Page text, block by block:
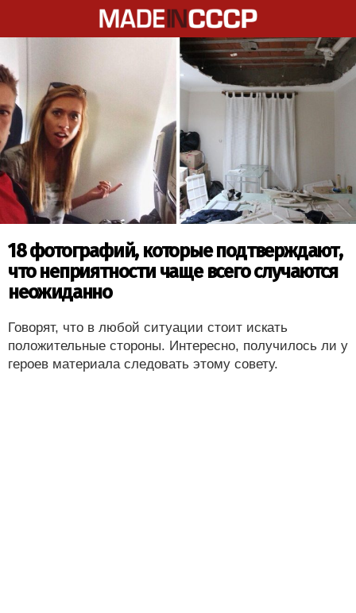
18 фотографий, которые подтверждают,
что неприятности чаще всего случаются
неожиданно
Говорят, что в любой ситуации стоит искать
положительные стороны. Интересно, получилось ли у
героев материала следовать этому совету.